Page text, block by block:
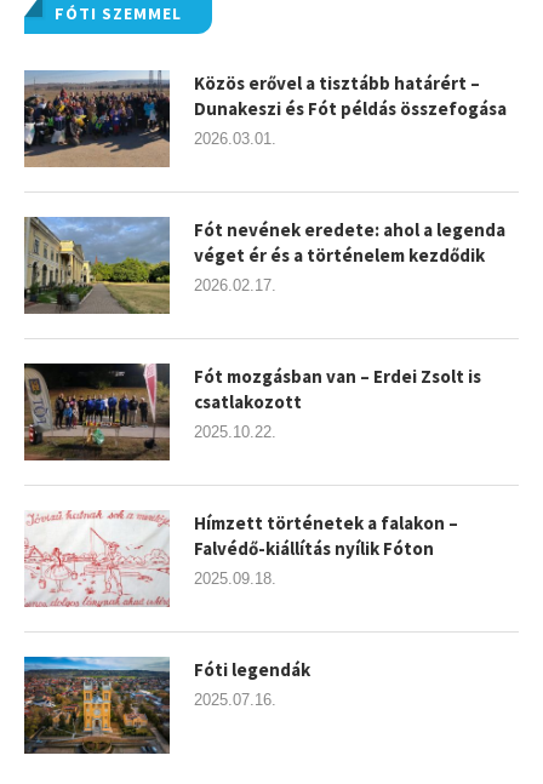
FÓTI SZEMMEL
Közös erővel a tisztább határért –
Dunakeszi és Fót példás összefogása
2026.03.01.
Fót nevének eredete: ahol a legenda
véget ér és a történelem kezdődik
2026.02.17.
Fót mozgásban van – Erdei Zsolt is
csatlakozott
2025.10.22.
Hímzett történetek a falakon –
Falvédő-kiállítás nyílik Fóton
2025.09.18.
Fóti legendák
2025.07.16.